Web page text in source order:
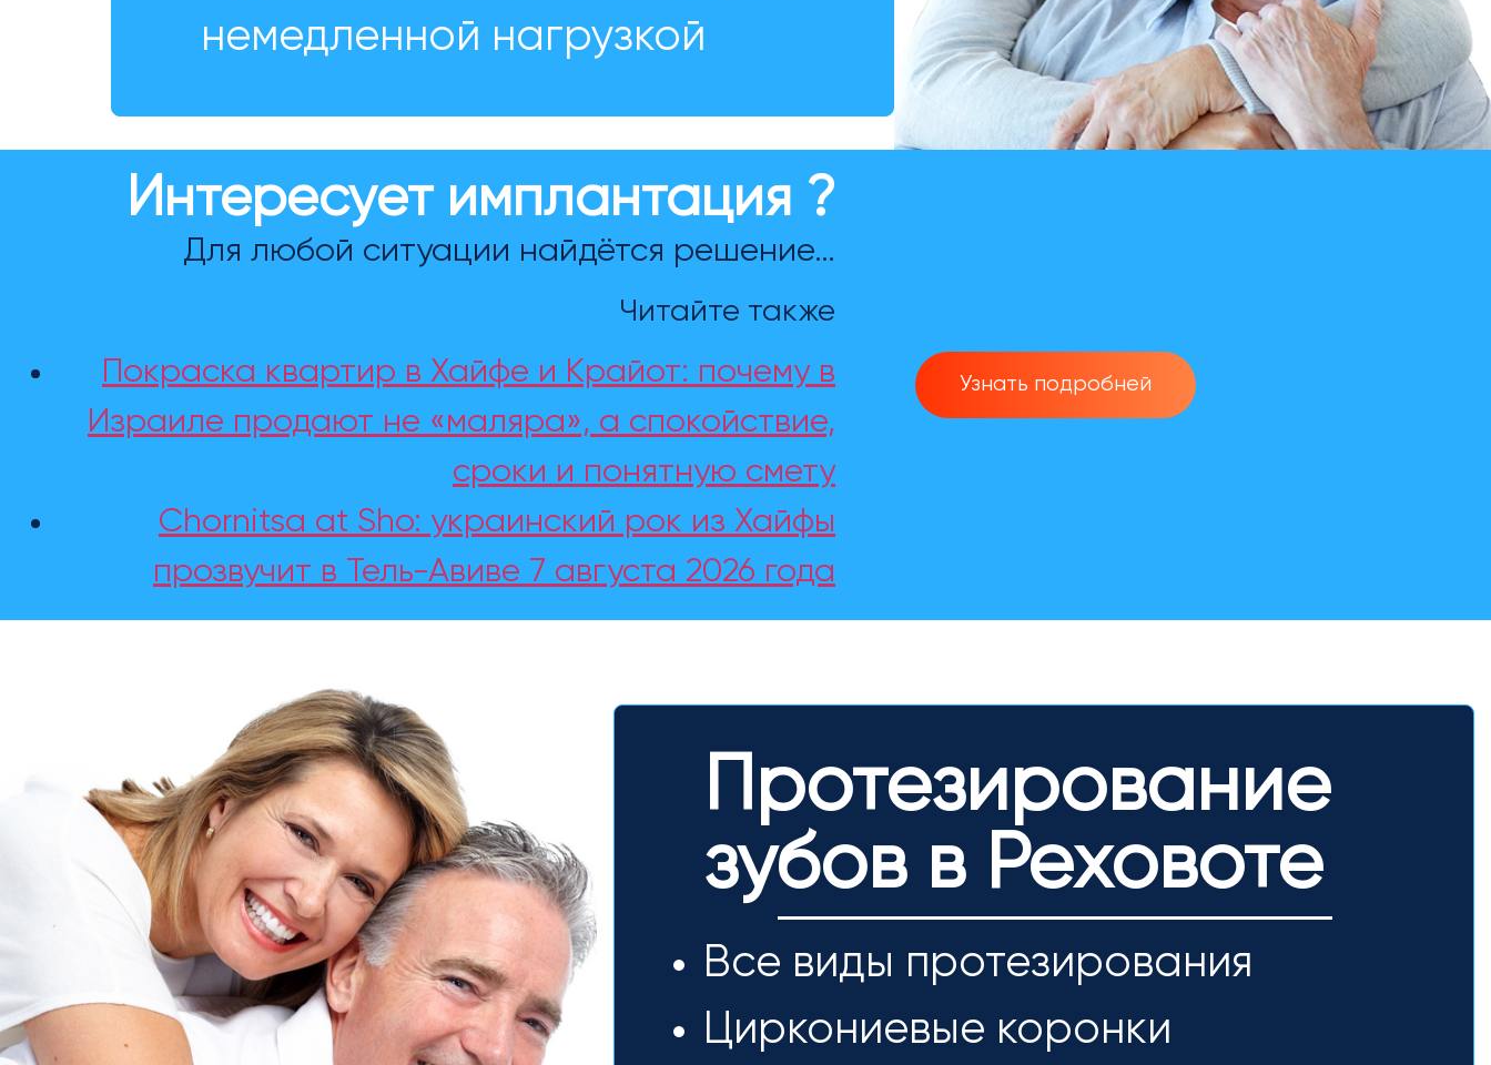
немедленной нагрузкой
Интересует имплантация ?
Для любой ситуации найдётся решение…
Читайте также
Покраска квартир в Хайфе и Крайот: почему в
Израиле продают не «маляра», а спокойствие,
сроки и понятную смету
Chornitsa at Sho: украинский рок из Хайфы
прозвучит в Тель-Авиве 7 августа 2026 года
Узнать подробней
Протезирование
зубов в Реховоте
Все виды протезирования
Циркониевые коронки